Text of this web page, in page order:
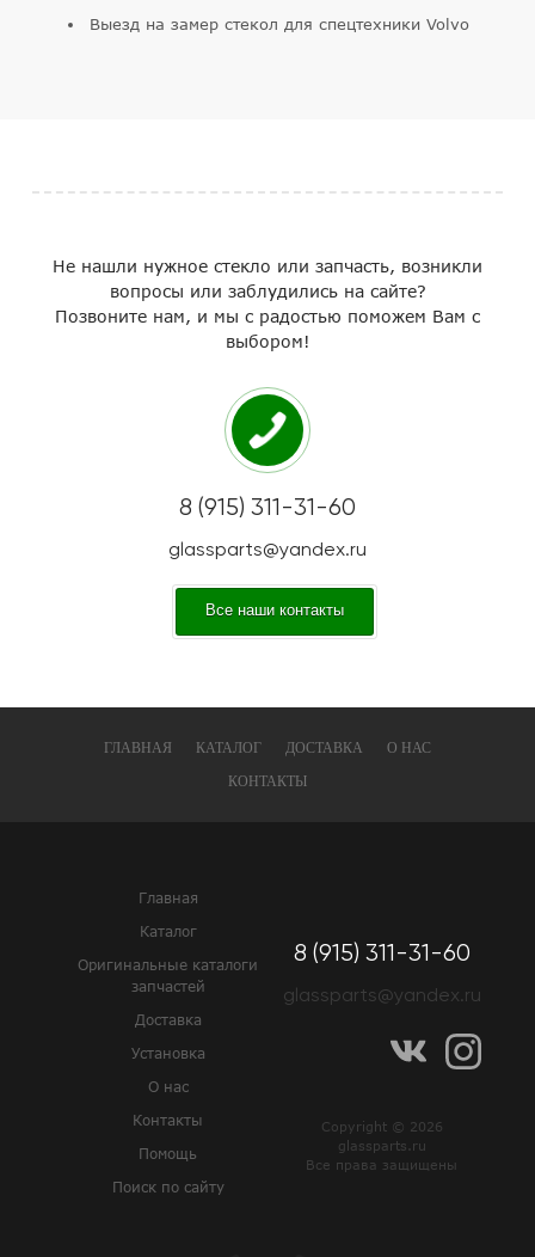
Выезд на замер стекол для спецтехники Volvo
Не нашли нужное стекло или запчасть, возникли
вопросы или заблудились на сайте?
Позвоните нам, и мы с радостью поможем Вам с
выбором!
8 (915) 311-31-60
glassparts@yandex.ru
Все наши контакты
ГЛАВНАЯ КАТАЛОГ ДОСТАВКА
О НАС
КОНТАКТЫ
Главная
Каталог
Оригинальные каталоги
запчастей
Доставка
Установка
О нас
Контакты
Помощь
Поиск по сайту
8 (915) 311-31-60
glassparts@yandex.ru
Copyright © 2026
glassparts.ru
Все права защищены